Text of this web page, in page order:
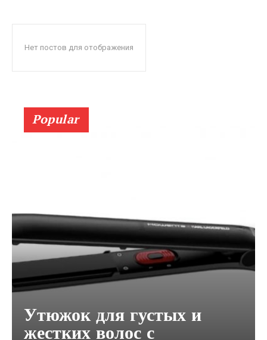
Нет постов для отображения
Popular
Утюжок для густых и
жестких волос с